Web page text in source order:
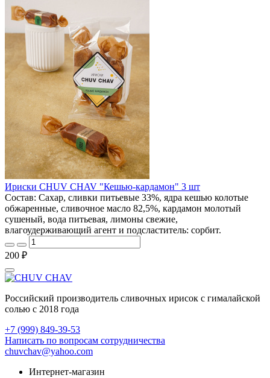
Ириски CHUV CHAV "Кешью-кардамон" 3 шт
Состав: Сахар, сливки питьевые 33%, ядра кешью колотые
обжаренные, сливочное масло 82,5%, кардамон молотый
сушеный, вода питьевая, лимоны свежие,
влагоудерживающий агент и подсластитель: сорбит.
200 ₽
Российский производитель сливочных ирисок с гималайской
солью с 2018 года
+7 (999) 849-39-53
Написать по вопросам сотрудничества
chuvchav@yahoo.com
Интернет-магазин